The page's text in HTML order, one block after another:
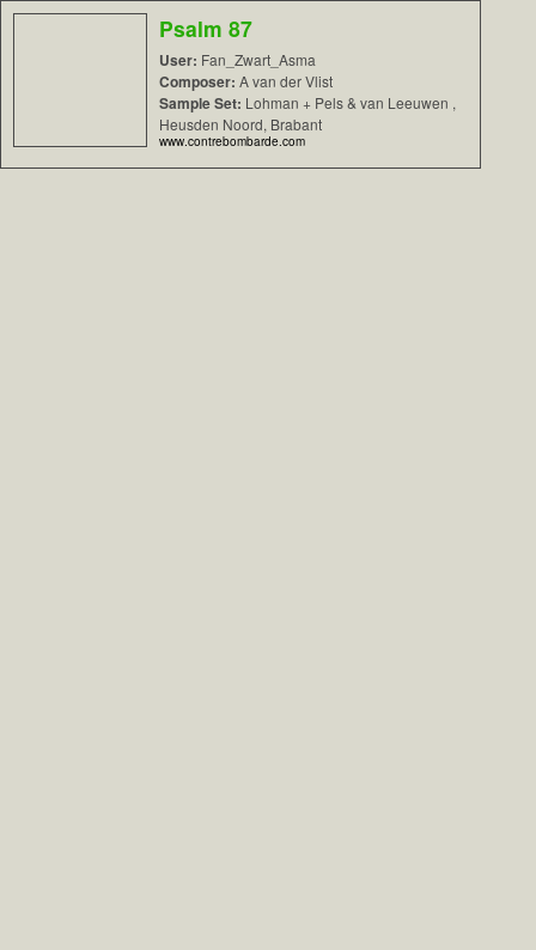
Psalm 87
User: Fan_Zwart_Asma
Composer: A van der Vlist
Sample Set: Lohman + Pels & van Leeuwen ,
Heusden Noord, Brabant
www.contrebombarde.com